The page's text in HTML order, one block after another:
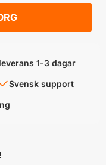
1-3 dagar
✓Svensk support